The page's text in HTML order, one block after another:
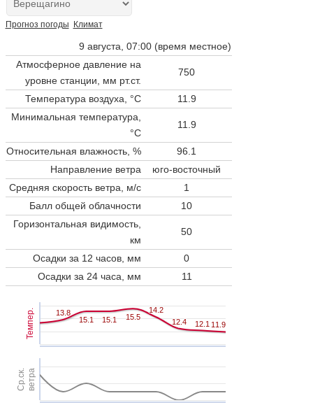
Прогноз погоды Климат
9 августа, 07:00 (время местное)
Атмосферное давление на
уровне станции, мм рт.ст.
750
Температура воздуха, °C
11.9
Минимальная температура,
°C
11.9
Относительная влажность, %
96.1
Направление ветра
юго-восточный
Средняя скорость ветра, м/с
1
Балл общей облачности
10
Горизонтальная видимость,
км
50
Осадки за 12 часов, мм
0
Осадки за 24 часа, мм
11
Темпер.
Ср.ск.ветра
13.8
13.8
15.1
15.1 15.1
15.1 15.5
15.5
14.2
14.2
12.4
12.4 12.1
12.1 11.9
11.9